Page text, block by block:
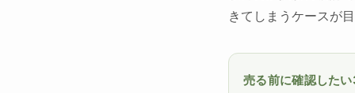
きてしまうケースが
売る前に確認した